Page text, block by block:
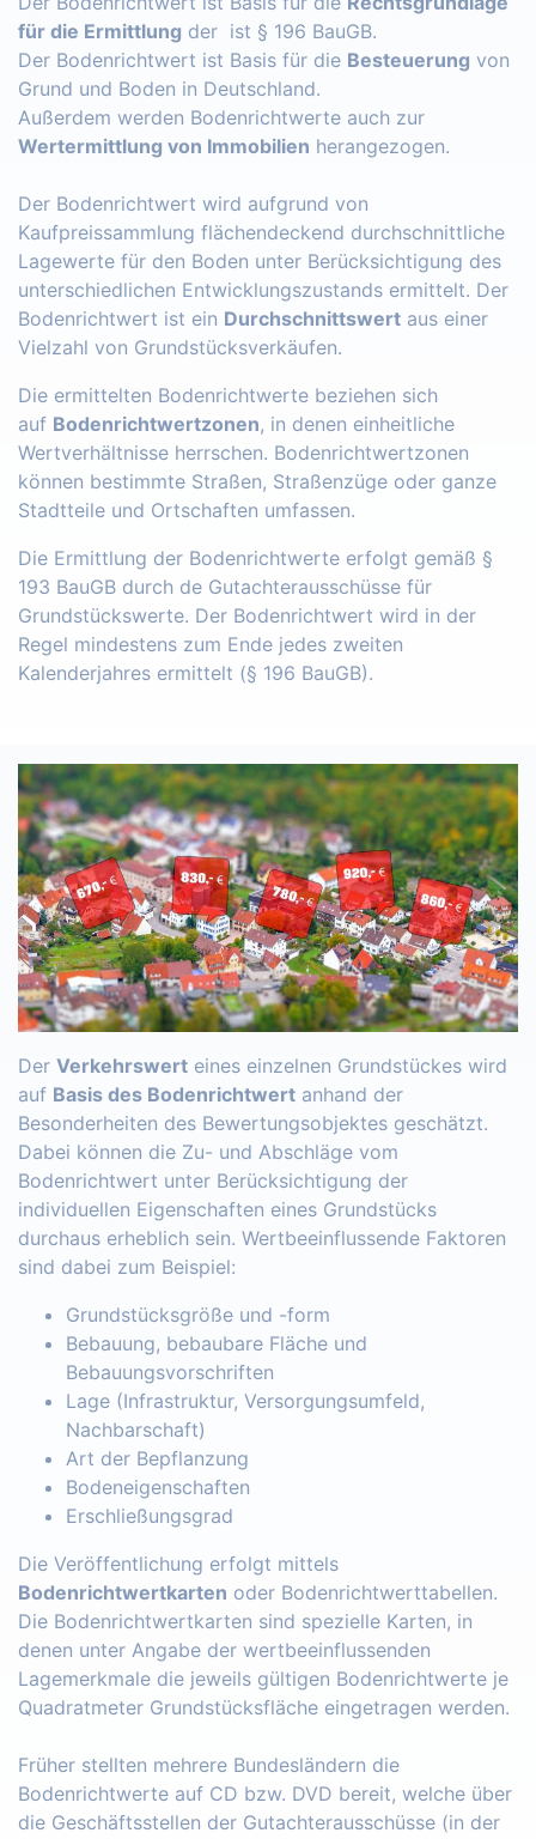
für die Ermittlung der ist § 196 BauGB.
Der Bodenrichtwert ist Basis für die Besteuerung von
Grund und Boden in Deutschland.
Außerdem werden Bodenrichtwerte auch zur
Wertermittlung von Immobilien herangezogen.
Der Bodenrichtwert wird aufgrund von
Kaufpreissammlung flächendeckend durchschnittliche
Lagewerte für den Boden unter Berücksichtigung des
unterschiedlichen Entwicklungszustands ermittelt. Der
Bodenrichtwert ist ein Durchschnittswert aus einer
Vielzahl von Grundstücksverkäufen.
Die ermittelten Bodenrichtwerte beziehen sich
auf Bodenrichtwertzonen, in denen einheitliche
Wertverhältnisse herrschen. Bodenrichtwertzonen
können bestimmte Straßen, Straßenzüge oder ganze
Stadtteile und Ortschaften umfassen.
Die Ermittlung der Bodenrichtwerte erfolgt gemäß §
193 BauGB durch de Gutachterausschüsse für
Grundstückswerte. Der Bodenrichtwert wird in der
Regel mindestens zum Ende jedes zweiten
Kalenderjahres ermittelt (§ 196 BauGB).
Der Verkehrswert eines einzelnen Grundstückes wird
auf Basis des Bodenrichtwert anhand der
Besonderheiten des Bewertungsobjektes geschätzt.
Dabei können die Zu- und Abschläge vom
Bodenrichtwert unter Berücksichtigung der
individuellen Eigenschaften eines Grundstücks
durchaus erheblich sein. Wertbeeinflussende Faktoren
sind dabei zum Beispiel:
Grundstücksgröße und -form
Bebauung, bebaubare Fläche und
Bebauungsvorschriften
Lage (Infrastruktur, Versorgungsumfeld,
Nachbarschaft)
Art der Bepflanzung
Bodeneigenschaften
Erschließungsgrad
Die Veröffentlichung erfolgt mittels
Bodenrichtwertkarten oder Bodenrichtwerttabellen.
Die Bodenrichtwertkarten sind spezielle Karten, in
denen unter Angabe der wertbeeinflussenden
Lagemerkmale die jeweils gültigen Bodenrichtwerte je
Quadratmeter Grundstücksfläche eingetragen werden.
Früher stellten mehrere Bundesländern die
Bodenrichtwerte auf CD bzw. DVD bereit, welche über
die Geschäftsstellen der Gutachterausschüsse (in der